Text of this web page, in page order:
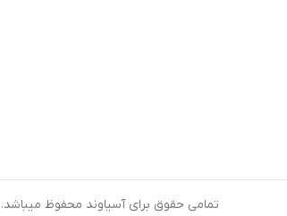
تمامی حقوق برای آسیاوند محفوظ میباشد.